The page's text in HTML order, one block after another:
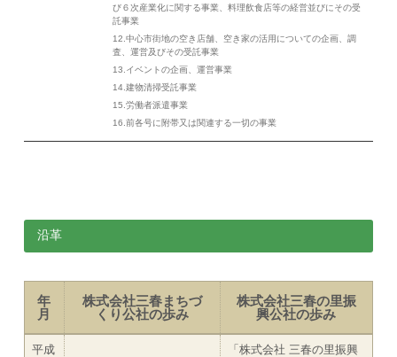
び６次産業化に関する事業、料理飲食店等の経営並びにその受
託事業
12.中心市街地の空き店舗、空き家の活用についての企画、調
査、運営及びその受託事業
13.イベントの企画、運営事業
14.建物清掃受託事業
15.労働者派遣事業
16.前各号に附帯又は関連する一切の事業
沿革
年
月
株式会社三春まちづ
くり公社の歩み
株式会社三春の里振
興公社の歩み
平成
「株式会社 三春の里振興